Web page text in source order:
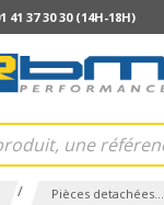
41 37 30 30 (14H-18H)
/ Pièces detachées...